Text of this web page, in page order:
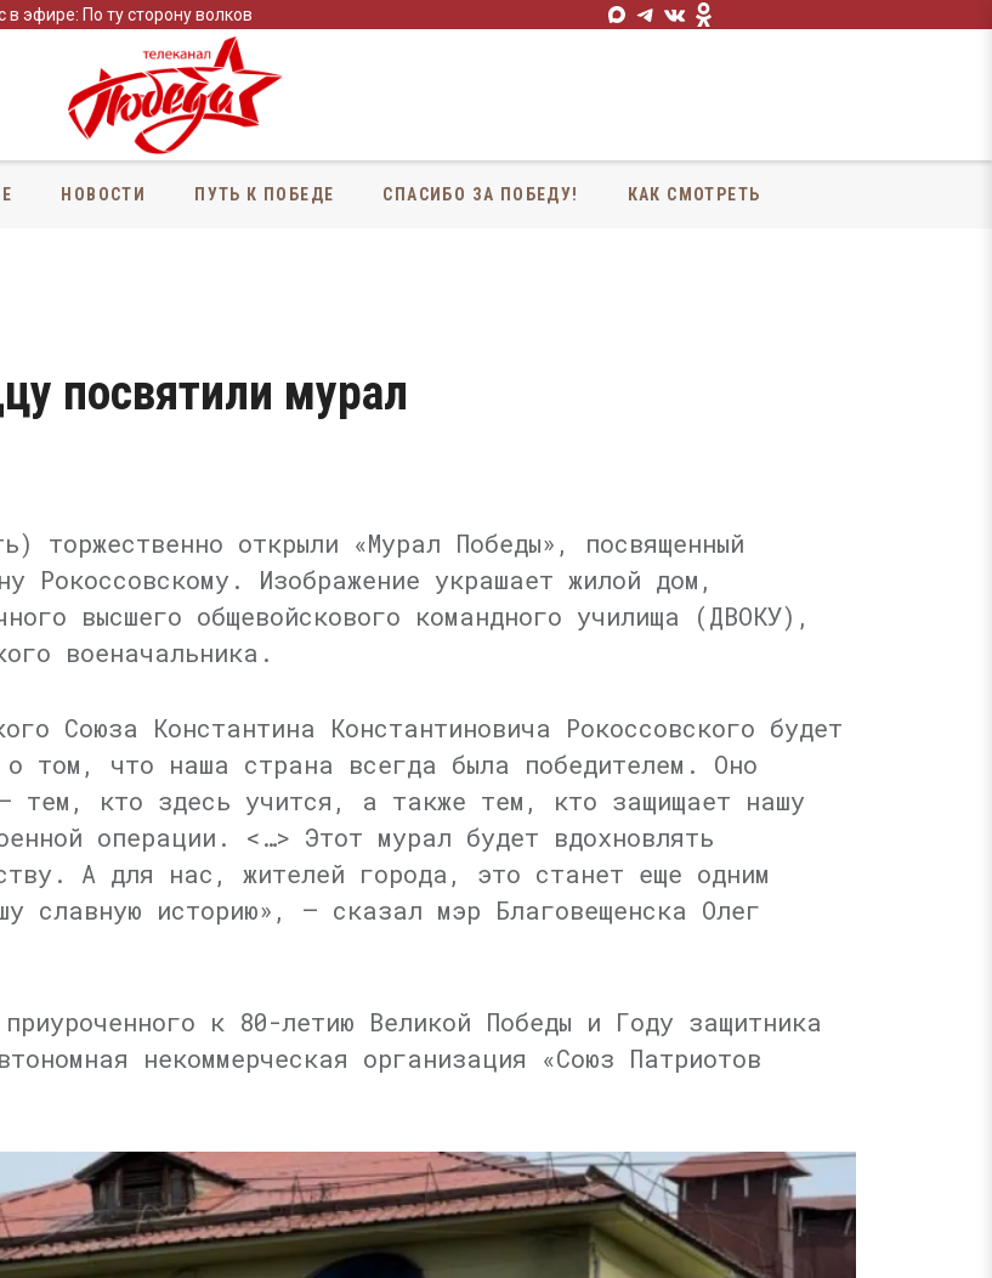
в эфире: По ту сторону волков
НОВОСТИ ПУТЬ К ПОБЕДЕ СПАСИБО ЗА ПОБЕДУ! КАК СМОТРЕТЬ
посвятили мурал
торжественно открыли «Мурал Победы», посвященный
Рокоссовскому. Изображение украшает жилой дом,
высшего общевойскового командного училища (ДВОКУ),
военачальника.
Союза Константина Константиновича Рокоссовского будет
о том, что наша страна всегда была победителем. Оно
— тем, кто здесь учится, а также тем, кто защищает нашу
операции. <…> Этот мурал будет вдохновлять
А для нас, жителей города, это станет еще одним
славную историю», — сказал мэр Благовещенска Олег
к 80-летию Великой Победы и Году защитника
некоммерческая организация «Союз Патриотов